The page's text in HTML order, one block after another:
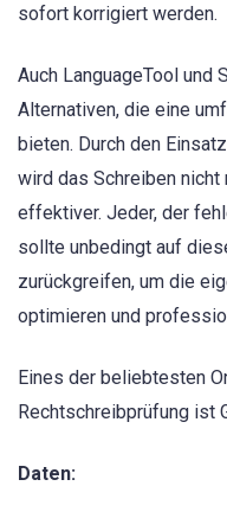
sofort korrigiert werden.
Auch LanguageTool und
Alternativen, die eine
bieten. Durch den
wird das Schreiben nicht
effektiver. Jeder, der
sollte unbedingt auf
zurückgreifen, um die
optimieren und
Eines der beliebtesten
Rechtschreibprüfung ist
Daten: